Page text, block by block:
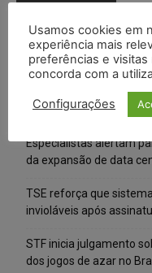
Marcello Perino: caso
cautelar e recuperação
IA da Anthropic cria
e acende alerta sobre
Especialistas alertam
da expansão de data
TSE reforça que
invioláveis após
STF inicia julgamento
dos jogos de azar no
Usamos cookies em
experiência mais
preferências e visitas
concorda com a
Configurações